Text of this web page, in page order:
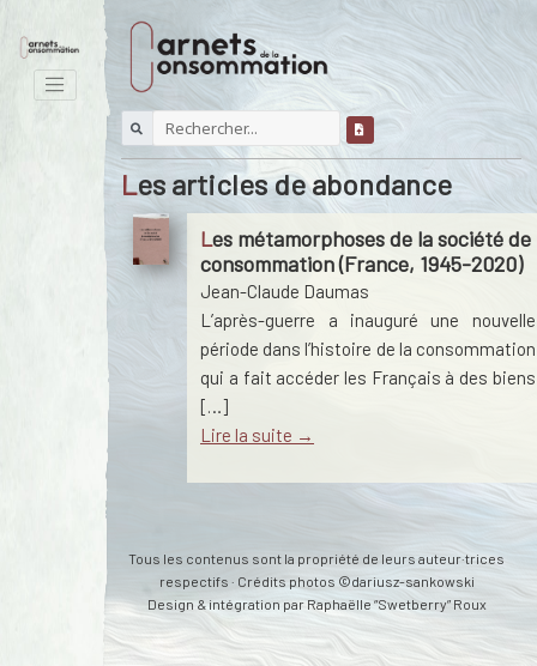
Les articles de abondance
Les métamorphoses de la société de
consommation (France, 1945-2020)
Jean-Claude Daumas
L’après-guerre a inauguré une nouvelle
période dans l’histoire de la consommation
qui a fait accéder les Français à des biens
[…]
Lire la suite →
Tous les contenus sont la propriété de leurs auteur·trices
respectifs · Crédits photos ©dariusz-sankowski
Design & intégration parRaphaëlle “Swetberry” Roux